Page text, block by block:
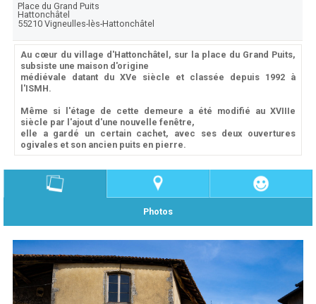
Place du Grand Puits
Hattonchâtel
55210Vigneulles-lès-Hattonchâtel
Au cœur du village d'Hattonchâtel, sur la place du Grand Puits,
subsiste une maison d'origine
médiévale datant du XVe siècle et classée depuis 1992 à
l'ISMH.
Même si l'étage de cette demeure a été modifié au XVIIIe
siècle par l'ajout d'une nouvelle fenêtre,
elle a gardé un certain cachet, avec ses deux ouvertures
ogivales et son ancien puits en pierre.
Photos